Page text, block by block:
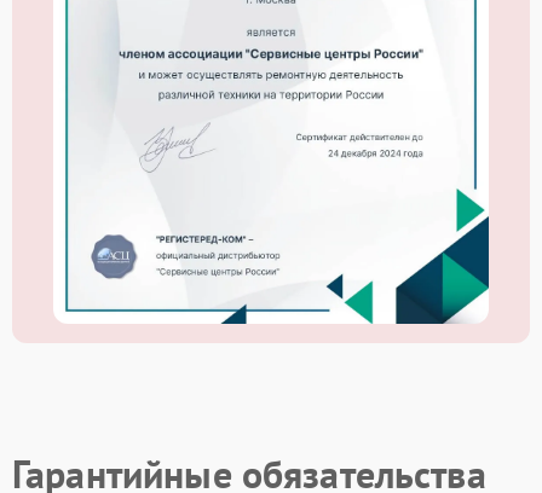
Гарантийные обязательства